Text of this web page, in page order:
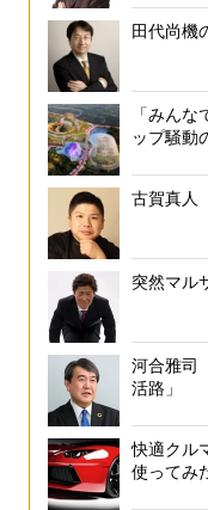
『
田代尚機
「みん
ップ騒動
古賀真人
突然マル
河合雅司
活路」
快適クル
使ってみ